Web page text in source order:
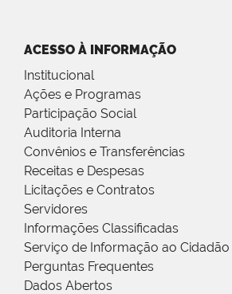
ACESSO À INFORMAÇÃO
Institucional
Ações e Programas
Participação Social
Auditoria Interna
Convênios e Transferências
Receitas e Despesas
Licitações e Contratos
Servidores
Informações Classificadas
Serviço de Informação ao Cidadão
Perguntas Frequentes
Dados Abertos